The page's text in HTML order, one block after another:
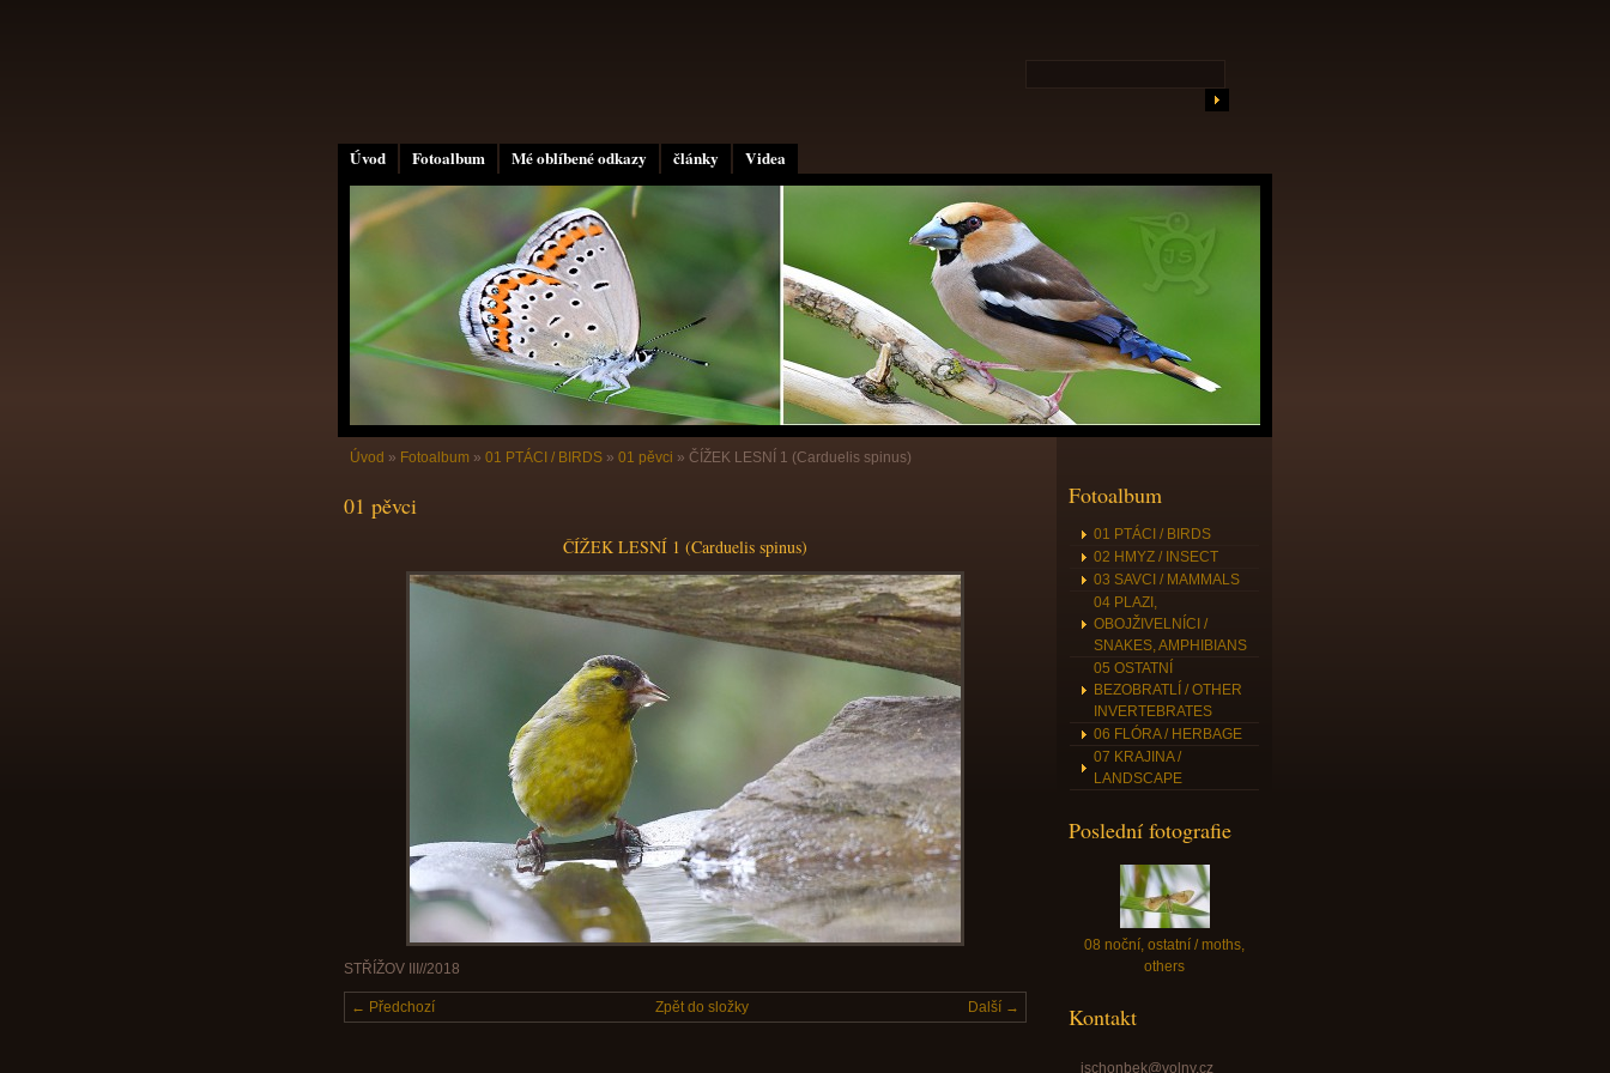
Úvod Fotoalbum Mé oblíbené odkazy články Videa
Úvod » Fotoalbum » 01 PTÁCI / BIRDS » 01 pěvci » ČÍŽEK LESNÍ 1 (Carduelis spinus)
01 pěvci
ČÍŽEK LESNÍ 1 (Carduelis spinus)
STŘÍŽOV III//2018
← Předchozí Další →
Zpět do složky
Fotoalbum
01 PTÁCI / BIRDS
02 HMYZ / INSECT
03 SAVCI / MAMMALS
04 PLAZI,
OBOJŽIVELNÍCI /
SNAKES, AMPHIBIANS
05 OSTATNÍ
BEZOBRATLÍ / OTHER
INVERTEBRATES
06 FLÓRA / HERBAGE
07 KRAJINA /
LANDSCAPE
Poslední fotografie
08 noční, ostatní / moths,
others
Kontakt
jschonbek@volny.cz